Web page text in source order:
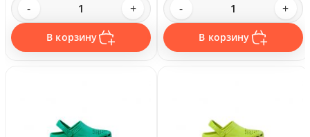
- +
В корзину
- +
В корзину